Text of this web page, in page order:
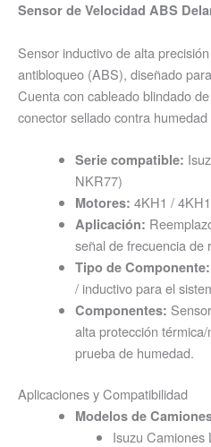
Sensor de Velocidad ABS
Sensor inductivo de alta
antibloqueo (ABS), diseñado
Cuenta con cableado blindado
conector sellado contra
Serie compatible:
NKR77)
Motores: 4KH1 /
Aplicación:
señal de frecuencia de
Tipo de Componente:
/ inductivo para el
Componentes:
alta protección
prueba de humedad.
Aplicaciones y Compatibilidad
Modelos de
Isuzu Camiones